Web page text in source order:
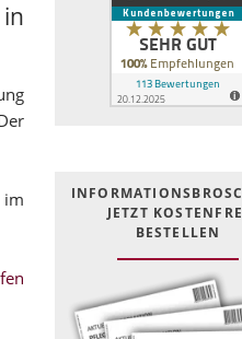
im
JETZT
BESTELLEN